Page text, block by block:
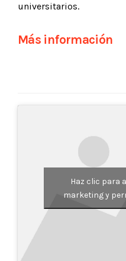
universitarios.
Más información
Haz clic para
marketing y